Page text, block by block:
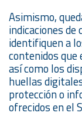
Asimismo,
indicaciones
identifiquen a
contenidos que
así como los
huellas
protección o
ofrecidos en el